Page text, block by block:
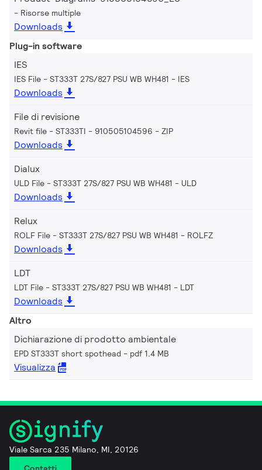
Risorse multiple
Downloads
Plug-in software
IES
IES File - ST333T 27S/827 PSU WB WH481 IES
Downloads
File di revisione
Revit file - ST333TI - 910505104596 ZIP
Downloads
Dialux
ULD File - ST333T 27S/827 PSU WB WH481 ULD
Downloads
Relux
ROLF File - ST333T 27S/827 PSU WB WH481 ROLFZ
Downloads
LDT
LDT File - ST333T 27S/827 PSU WB WH481 LDT
Downloads
Altro
Dichiarazione di prodotto ambientale
EPD ST333T short spothead pdf 1.4 MB
Visualizza
Viale Sarca 235 Milano, MI, 20126